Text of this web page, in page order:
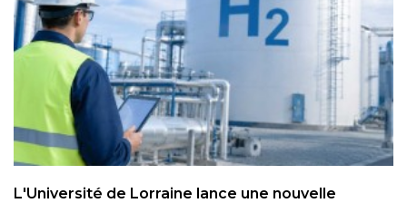
L'Université de Lorraine lance une nouvelle